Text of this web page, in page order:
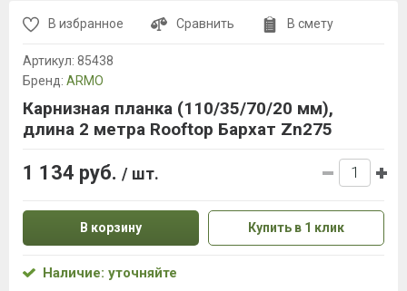
В избранное Сравнить В смету
Артикул: 85438
Бренд: ARMO
Карнизная планка (110/35/70/20 мм),
длина 2 метра Rooftop Бархат Zn275
1 134 руб. / шт.
В корзину Купить в 1 клик
Наличие: уточняйте